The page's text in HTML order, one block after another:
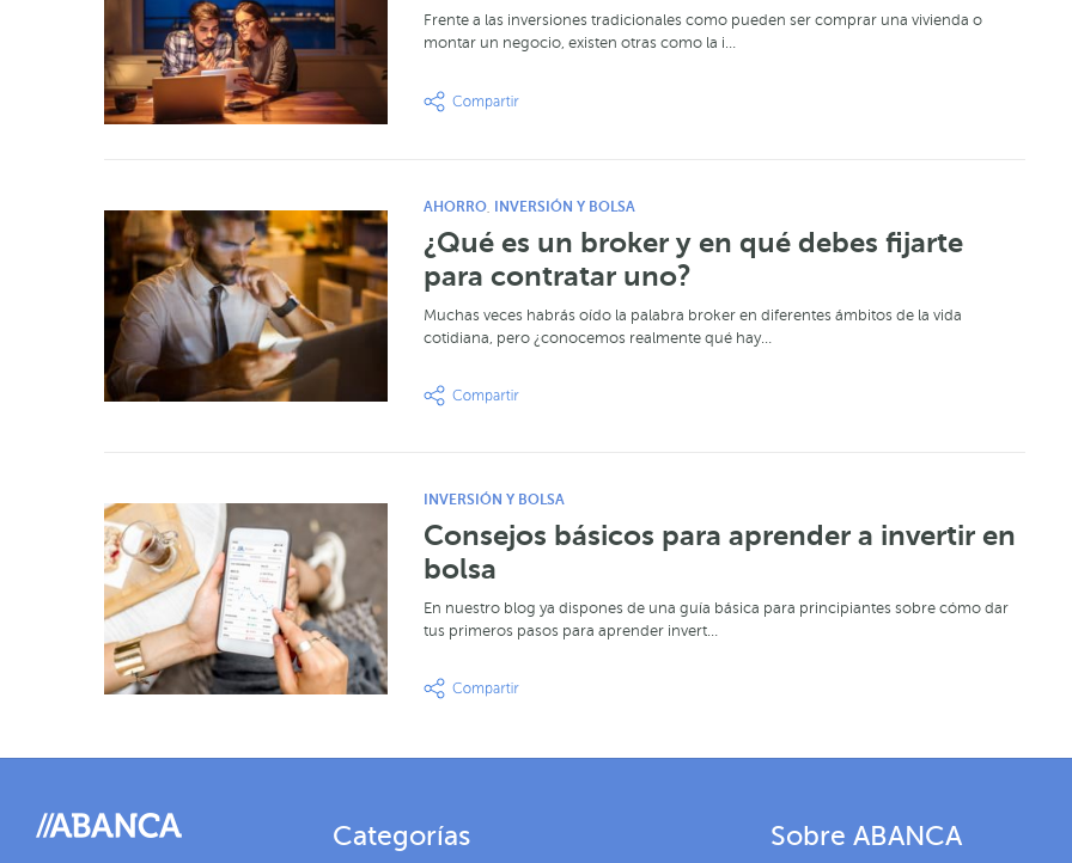
Frente a las inversiones tradicionales como pueden ser comprar una vivienda o
montar un negocio, existen otras como la i…
AHORRO, INVERSIÓN Y BOLSA
¿Qué es un broker y en qué debes fijarte
para contratar uno?
Muchas veces habrás oído la palabra broker en diferentes ámbitos de la vida
cotidiana, pero ¿conocemos realmente qué hay…
INVERSIÓN Y BOLSA
Consejos básicos para aprender a invertir en
bolsa
En nuestro blog ya dispones de una guía básica para principiantes sobre cómo dar
tus primeros pasos para aprender invert…
Categorías Sobre ABANCA